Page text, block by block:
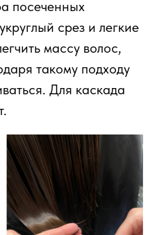
посеченных
срез и легкие
массу волос,
такому подходу
Для каскада